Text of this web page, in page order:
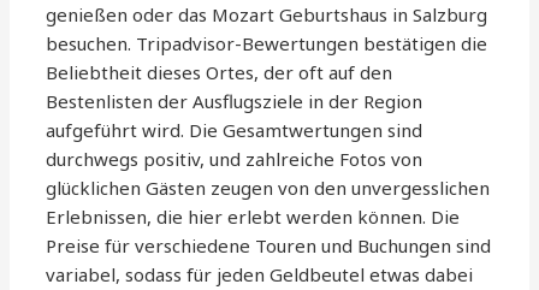
genießen oder das Mozart Geburtshaus in Salzburg
besuchen. Tripadvisor-Bewertungen bestätigen die
Beliebtheit dieses Ortes, der oft auf den
Bestenlisten der Ausflugsziele in der Region
aufgeführt wird. Die Gesamtwertungen sind
durchwegs positiv, und zahlreiche Fotos von
glücklichen Gästen zeugen von den unvergesslichen
Erlebnissen, die hier erlebt werden können. Die
Preise für verschiedene Touren und Buchungen sind
variabel, sodass für jeden Geldbeutel etwas dabei